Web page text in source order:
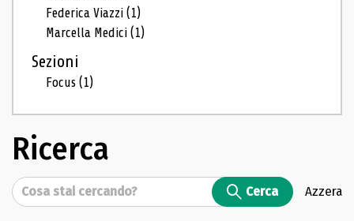
Federica Viazzi(1)
Marcella Medici(1)
Sezioni
Focus(1)
Ricerca
Cerca Cerca Azzera